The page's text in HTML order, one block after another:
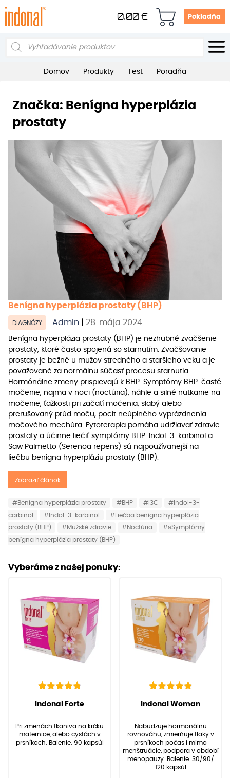
0.00 € Pokladňa
Products
Domov Produkty Test Poradňa
Značka: Benígna hyperplázia
prostaty
Benígna hyperplázia prostaty (BHP)
DIAGNÓZY Admin 28. mája 2024
Benígna hyperplázia prostaty (BHP) je nezhubné zväčšenie
prostaty, ktoré často spojená so starnutím. Zväčšovanie
prostaty je bežné u mužov stredného a staršieho veku a je
považované za normálnu súčasť procesu starnutia.
Hormónálne zmeny prispievajú k BHP. Symptómy BHP: časté
močenie, najmä v noci (noctúria), náhle a silné nutkanie na
močenie, ťažkosti pri začatí močenia, slabý alebo
prerušovaný prúd moču, pocit neúplného vyprázdnenia
močového mechúra. Fytoterapia pomáha udržiavať zdravie
prostaty a účinne liečiť symptómy BHP. Indol-3-karbinol a
Saw Palmetto (Serenoa repens) sú najpoužívanejší na
liečbu benígna hyperpláziu prostaty (BHP).
Zobraziť článok
#Benígna hyperplázia prostaty #BHP #I3C
#Indol-3-
carbinol
#Indol-3-karbinol
#Liečba benígna hyperplázia
prostaty (BHP)
#Mužské zdravie #Noctúria
#аSymptómy
benígna hyperplázia prostaty (BHP)
Vyberáme z našej ponuky:
4.91
základe
zákazníckych
recenzií
(142recenzií
Indonal Forte
Pri zmenách tkaniva na krčku
maternice, alebo cystách v
prsníkoch. Balenie: 90 kapsúl
4.97
základe
zákazníckych
recenzií
recenzií zákazníkov)
Indonal Woman
Nabudzuje hormonálnu
rovnováhu, zmierňuje tlaky v
prsníkoch počas i mimo
menštruácie, podpora v období
menopauzy. Balenie: 30/90/
120 kapsúl